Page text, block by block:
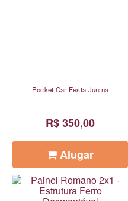
Pocket Car Festa Junina
R$ 350,00
Alugar